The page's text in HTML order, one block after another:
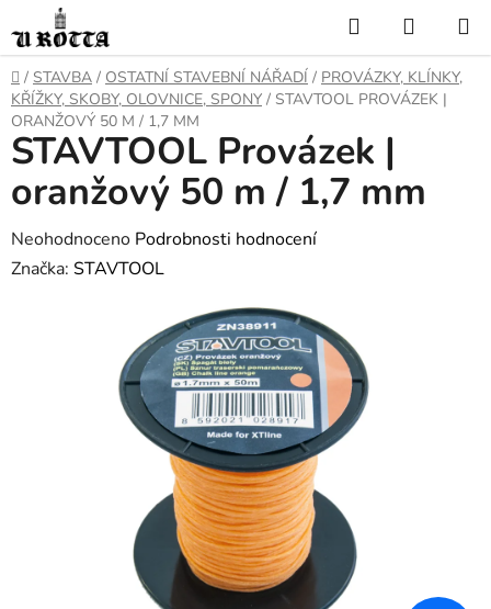
na
obsah
Hledat
KOŠÍK
DOMŮ
/ STAVBA / OSTATNÍ STAVEBNÍ NÁŘADÍ / PROVÁZKY, KLÍNKY,
KŘÍŽKY, SKOBY, OLOVNICE, SPONY / STAVTOOL PROVÁZEK |
ORANŽOVÝ 50 M / 1,7 MM
STAVTOOL Provázek |
oranžový 50 m / 1,7 mm
Průměrné
hodnocení
Neohodnoceno Podrobnosti hodnocení
Značka: STAVTOOL